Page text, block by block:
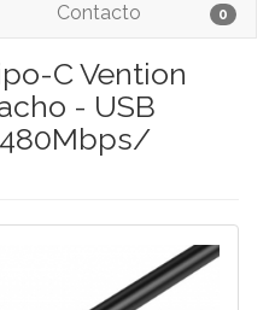
Contacto 0
C Vention
- USB